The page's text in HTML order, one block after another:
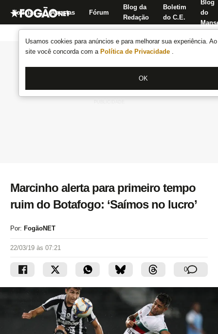
Usamos cookies para anúncios e para melhorar sua experiência.
site você concorda com a Política de Privacidade .
OK
Notícias Apostas Fórum
Blog da
Redação
Boletim
do C.E.
Blog
do
Marcinho alerta para primeiro tempo
ruim do Botafogo: ‘Saímos no lucro’
Por: FogãoNET
22/03/19 às 07:21
0